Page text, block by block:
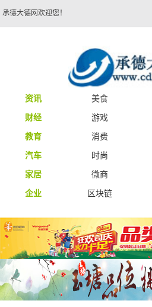
承德大德网欢迎您！
资讯 美食
财经
游戏
教育
消费
汽车
时尚
家居
微商
企业
区块链